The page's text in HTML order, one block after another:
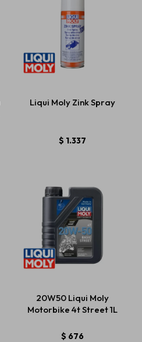
Liqui Moly Zink Spray
$ 1.337
20W50 Liqui Moly
Motorbike 4t Street 1L
$ 676